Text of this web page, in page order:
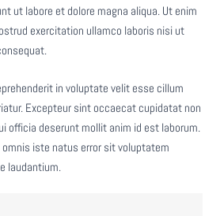
ut labore et dolore magna aliqua. Ut enim
exercitation ullamco laboris nisi ut
in voluptate velit esse cillum
Excepteur sint occaecat cupidatat non
officia deserunt mollit anim id est laborum.
iste natus error sit voluptatem
laudantium.